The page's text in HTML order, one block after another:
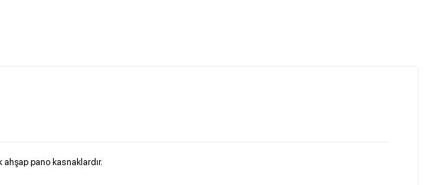
pano kasnaklardır.